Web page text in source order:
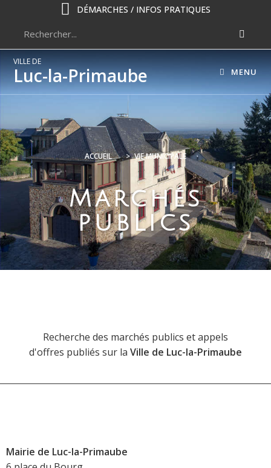
DÉMARCHES / INFOS PRATIQUES
VILLE DE
Luc-la-Primaube MENU
ACCUEIL > VIE MUNICIPALE
Marchés
publics
Recherche des marchés publics et appels
d'offres publiés sur la Ville de Luc-la-Primaube
Mairie de Luc-la-Primaube